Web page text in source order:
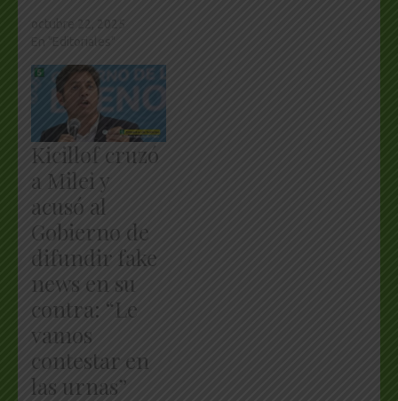
Kicillof cruzó
a Milei y
acusó al
Gobierno de
difundir fake
news en su
contra: “Le
vamos
contestar en
las urnas”